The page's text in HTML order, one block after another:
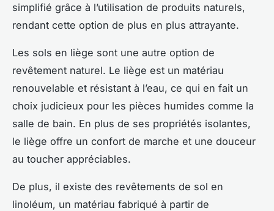
simplifié grâce à l’utilisation de produits naturels,
rendant cette option de plus en plus attrayante.
Les sols en liège sont une autre option de
revêtement naturel. Le liège est un matériau
renouvelable et résistant à l’eau, ce qui en fait un
choix judicieux pour les pièces humides comme la
salle de bain. En plus de ses propriétés isolantes,
le liège offre un confort de marche et une douceur
au toucher appréciables.
De plus, il existe des revêtements de sol en
linoléum, un matériau fabriqué à partir de